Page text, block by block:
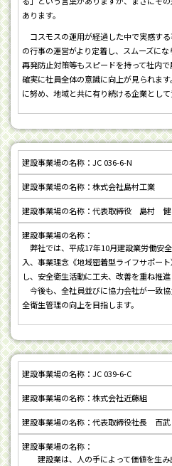
あります。
コスモスの運用が経過した中で実感す
の行事の運営がより定着し、スムーズに
再発防止対策等もスピードを持って社内
確実に社員全体の意識に向上が見られま
に努め、地域と共に有り続ける企業として
JC 036-6-N
株式会社島村工業
代表取締役 島村 健
弊社では、平成17年10月建設業労働安
入、事業理念《地域密着型ライフサポー
し、安全衛生活動に工夫、改善を重ね推進
今後も、全社員並びに協力会社が一致
全衛生管理の向上を目指します。
JC 039-6-C
株式会社近藤組
代表取締役社長 百
建設業は、人の手によって価値を生